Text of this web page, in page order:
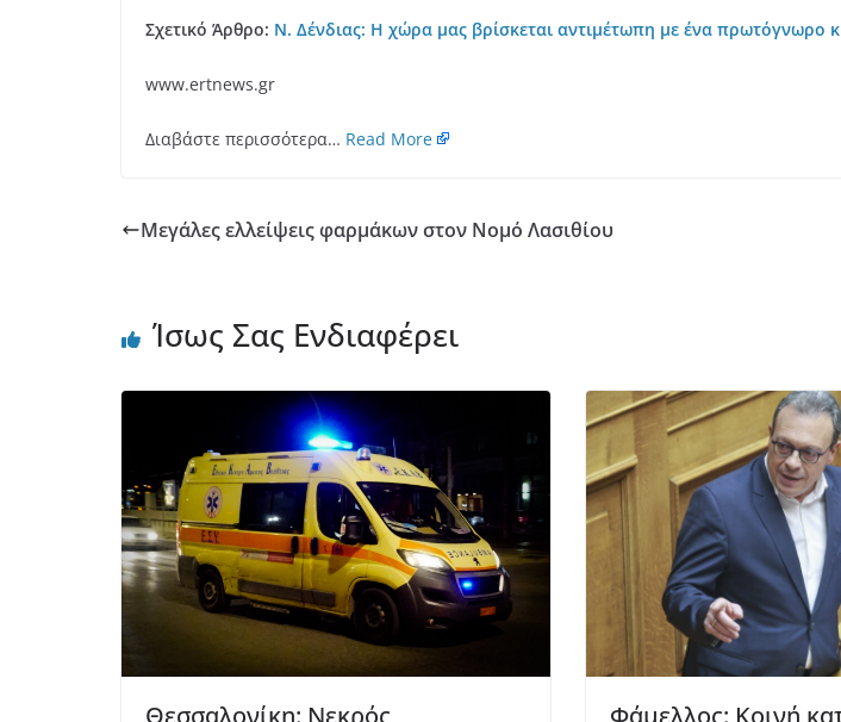
Σχετικό Άρθρο: Ν. Δένδιας: Η χώρα μας βρίσκεται αντιμέτωπη με ένα πρωτόγνωρο
www.ertnews.gr
Διαβάστε περισσότερα… Read More
Μεγάλες ελλείψεις φαρμάκων στον Νομό Λασιθίου
Ίσως Σας Ενδιαφέρει
Θεσσαλονίκη: Νεκρός Φάμελλος: Κοινή